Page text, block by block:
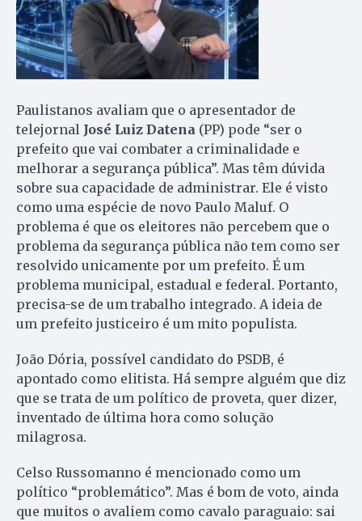
Paulistanos avaliam que o apresentador de
telejornal José Luiz Datena (PP) pode “ser o
prefeito que vai combater a criminalidade e
melhorar a segurança pública”. Mas têm dúvida
sobre sua capacidade de administrar. Ele é visto
como uma espécie de novo Paulo Maluf. O
problema é que os eleitores não percebem que o
problema da segurança pública não tem como ser
resolvido unicamente por um prefeito. É um
problema municipal, estadual e federal. Portanto,
precisa-se de um trabalho integrado. A ideia de
um prefeito justiceiro é um mito populista.
João Dória, possível candidato do PSDB, é
apontado como elitista. Há sempre alguém que diz
que se trata de um político de proveta, quer dizer,
inventado de última hora como solução
milagrosa.
Celso Russomanno é mencionado como um
político “problemático”. Mas é bom de voto, ainda
que muitos o avaliem como cavalo paraguaio: sai